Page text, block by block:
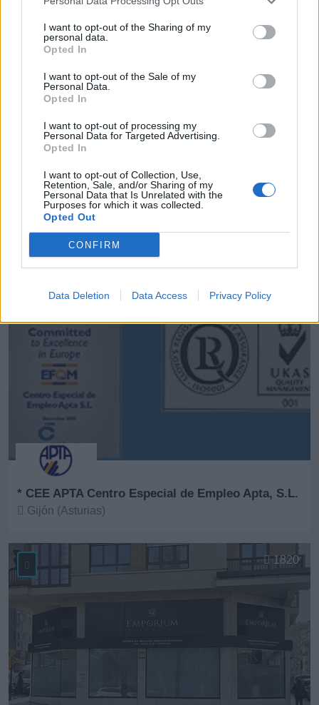
I want to opt-out of the Sharing of my
personal data.
Opted In
I want to opt-out of the Sale of my
Personal Data.
Opted In
I want to opt-out of processing my
Personal Data for Targeted Advertising.
Opted In
I want to opt-out of Collection, Use,
Retention, Sale, and/or Sharing of my
Personal Data that Is Unrelated with the
Purposes for which it was collected.
Opted Out
CONFIRM
Data Deletion Data Access Privacy Policy
* Asturtecnia, S.L.
Gijon (Asturias)
Ver más
* CEE APTA Centro Especial de Empleo Apta, S.L.
Gijón (Asturias)
1820